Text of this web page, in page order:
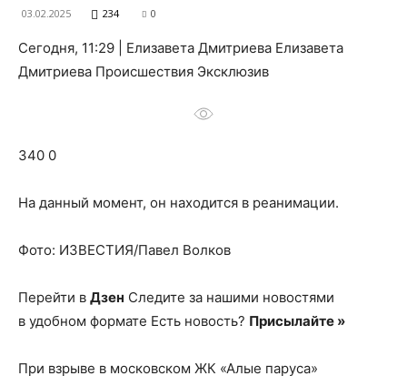
03.02.2025 234 0
Сегодня, 11:29 | Елизавета Дмитриева Елизавета
Дмитриева Происшествия Эксклюзив
340 0
На данный момент, он находится в реанимации.
Фото: ИЗВЕСТИЯ/Павел Волков
Перейти в Дзен Следите за нашими новостями
в удобном формате Есть новость? Присылайте »
При взрыве в московском ЖК «Алые паруса»